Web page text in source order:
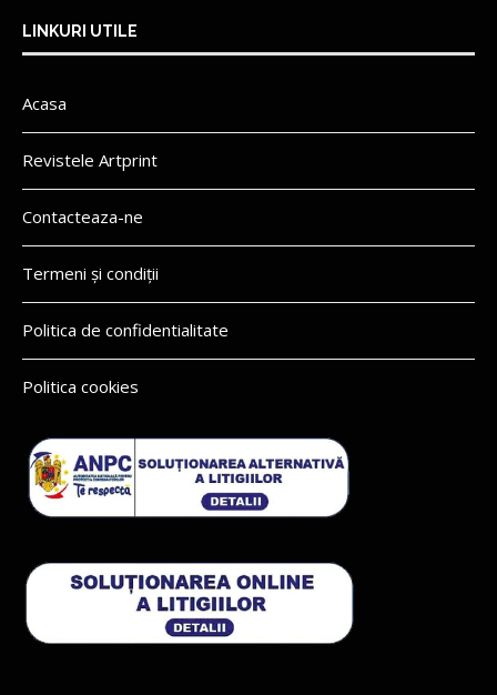
LINKURI UTILE
Acasa
Revistele Artprint
Contacteaza-ne
Termeni și condiții
Politica de confidentialitate
Politica cookies